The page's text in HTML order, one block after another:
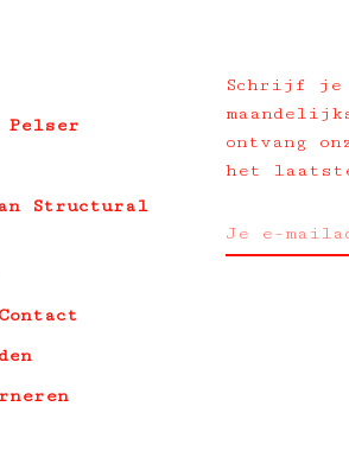
Structural
Schrijf je
ontvang
het